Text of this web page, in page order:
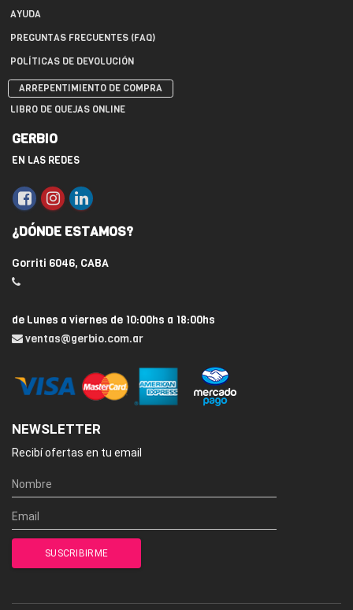
AYUDA
PREGUNTAS FRECUENTES (FAQ)
POLÍTICAS DE DEVOLUCIÓN
ARREPENTIMIENTO DE COMPRA
LIBRO DE QUEJAS ONLINE
GERBIO
EN LAS REDES
¿DÓNDE ESTAMOS?
Gorriti 6046, CABA
de Lunes a viernes de 10:00hs a 18:00hs
ventas@gerbio.com.ar
NEWSLETTER
Recibí ofertas en tu email